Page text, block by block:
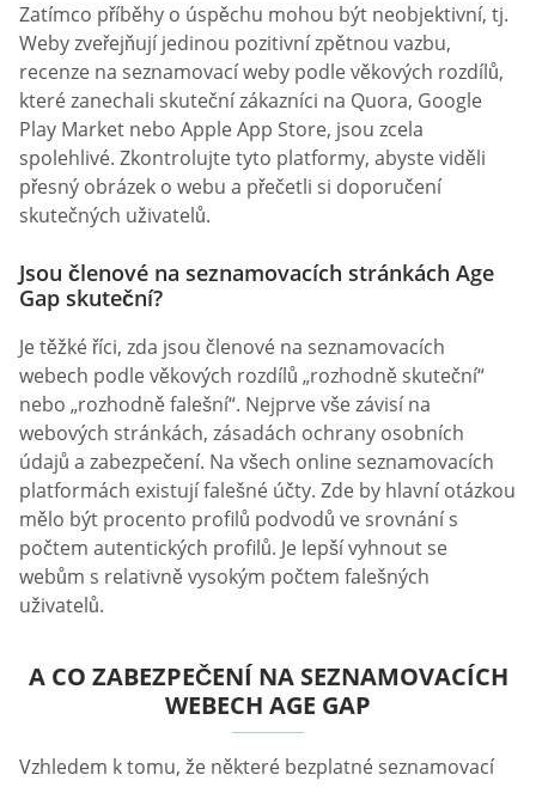
Zatímco příběhy o úspěchu mohou být neobjektivní, tj.
Weby zveřejňují jedinou pozitivní zpětnou vazbu,
recenze na seznamovací weby podle věkových rozdílů,
které zanechali skuteční zákazníci na Quora, Google
Play Market nebo Apple App Store, jsou zcela
spolehlivé. Zkontrolujte tyto platformy, abyste viděli
přesný obrázek o webu a přečetli si doporučení
skutečných uživatelů.
Jsou členové na seznamovacích stránkách Age
Gap skuteční?
Je těžké říci, zda jsou členové na seznamovacích
webech podle věkových rozdílů „rozhodně skuteční“
nebo „rozhodně falešní“. Nejprve vše závisí na
webových stránkách, zásadách ochrany osobních
údajů a zabezpečení. Na všech online seznamovacích
platformách existují falešné účty. Zde by hlavní otázkou
mělo být procento profilů podvodů ve srovnání s
počtem autentických profilů. Je lepší vyhnout se
webům s relativně vysokým počtem falešných
uživatelů.
A CO ZABEZPEČENÍ NA SEZNAMOVACÍCH
WEBECH AGE GAP
Vzhledem k tomu, že některé bezplatné seznamovací